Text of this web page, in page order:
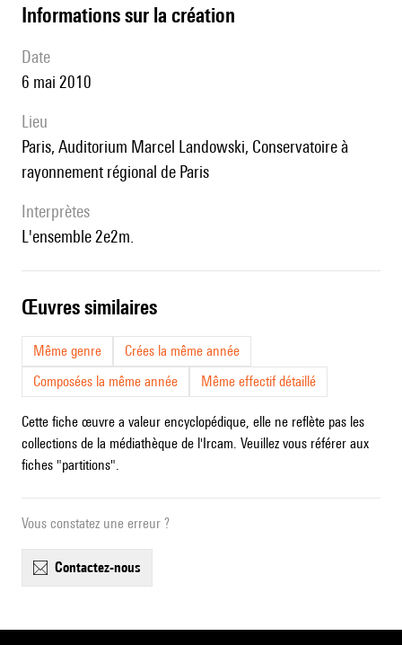
informations sur la création
date
6 mai 2010
lieu
Paris, Auditorium Marcel Landowski, Conservatoire à
rayonnement régional de Paris
interprètes
l'ensemble 2e2m.
œuvres similaires
Même genre
Crées la même année
Composées la même année
Même effectif détaillé
Cette fiche œuvre a valeur encyclopédique, elle ne reflète pas les
collections de la médiathèque de l'Ircam. Veuillez vous référer aux
fiches "partitions".
Vous constatez une erreur ?
contactez-nous